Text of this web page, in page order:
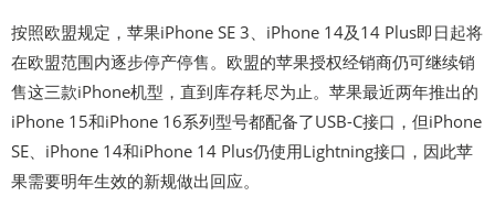
按照欧盟规定，苹果iPhone SE 3、iPhone 14及14 Plus即日起将
在欧盟范围内逐步停产停售。欧盟的苹果授权经销商仍可继续销
售这三款iPhone机型，直到库存耗尽为止。苹果最近两年推出的
iPhone 15和iPhone 16系列型号都配备了USB-C接口，但iPhone
SE、iPhone 14和iPhone 14 Plus仍使用Lightning接口，因此苹
果需要明年生效的新规做出回应。